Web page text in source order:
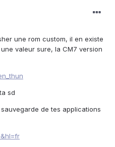
une rom custom, il en existe
valeur sure, la CM7 version
sd
de tes applications